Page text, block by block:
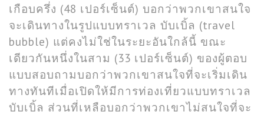
เกือบครึ่ง (48 เปอร์เซ็นต์) บอกว่าพวกเขาสนใจ
จะเดินทางในรูปแบบทราเวล บับเบิ้ล (travel
bubble) แต่คงไม่ใช่ในระยะอันใกล้นี้ ขณะ
เดียวกันหนึ่งในสาม (33 เปอร์เซ็นต์) ของผู้ตอบ
แบบสอบถามบอกว่าพวกเขาสนใจที่จะเริ่มเดิน
ทางทันทีเมื่อเปิดให้มีการท่องเที่ยวแบบทราเวล
บับเบิ้ล ส่วนที่เหลือบอกว่าพวกเขาไม่สนใจที่จะ